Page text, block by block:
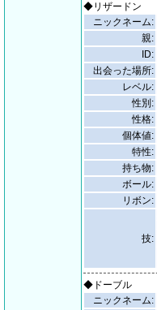
◆リザードン
ニックネーム:
親:
ID:
出会った場所:
レベル:
性別:
性格:
個体値:
特性:
持ち物:
ボール:
リボン:
技:
◆ドーブル
ニックネーム: